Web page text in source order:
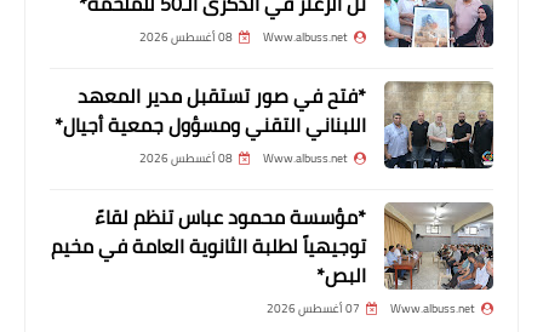
أخبار المخيمات
Www.albuss.net 08 أغسطس 2026
*فتح في صور تستقبل مدير المعهد
اللبناني التقني ومسؤول جمعية أجيال*
Www.albuss.net 08 أغسطس 2026
*مؤسسة محمود عباس تنظم لقاءً
توجيهياً لطلبة الثانوية العامة في مخيم
البص*
Www.albuss.net 07 أغسطس 2026